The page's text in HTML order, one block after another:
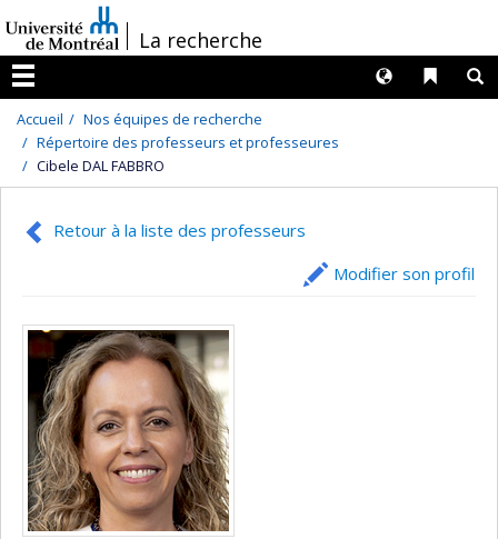
au
contenu
/La recherche
Menu
Liens
Langues
Accueil
Nos équipes de recherche
Répertoire des professeurs et professeures
Cibele DAL FABBRO
Retour à la liste des professeurs
Modifier son profil